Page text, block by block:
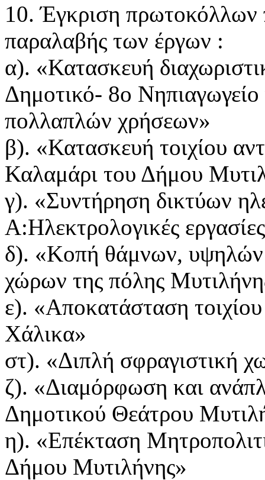
10. Έγκριση πρωτοκόλλων
παραλαβής των έργων :
α). «Κατασκευή
Δημοτικό- 8ο Νηπιαγωγείο
πολλαπλών χρήσεων»
β). «Κατασκευή τοιχίου
Καλαμάρι του Δήμου
γ). «Συντήρηση δικτύων
Α:Ηλεκτρολογικές
δ). «Κοπή θάμνων, υψηλών
χώρων της πόλης
ε). «Αποκατάσταση
Χάλικα»
στ). «Διπλή σφραγιστική
ζ). «Διαμόρφωση και
Δημοτικού Θεάτρου
η). «Επέκταση
Δήμου Μυτιλήνης»